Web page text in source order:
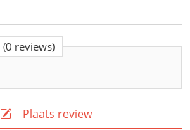
(0 reviews)
Plaats review